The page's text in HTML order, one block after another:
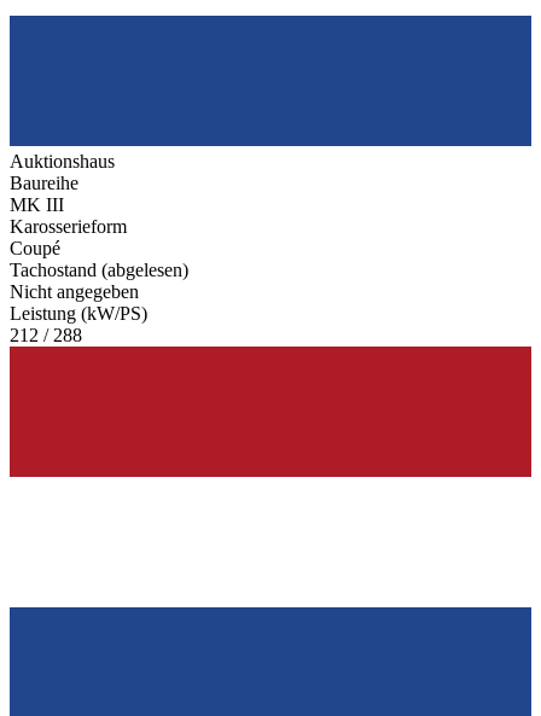
Auktionshaus
Baureihe
MK III
Karosserieform
Coupé
Tachostand (abgelesen)
Nicht angegeben
Leistung (kW/PS)
212 / 288